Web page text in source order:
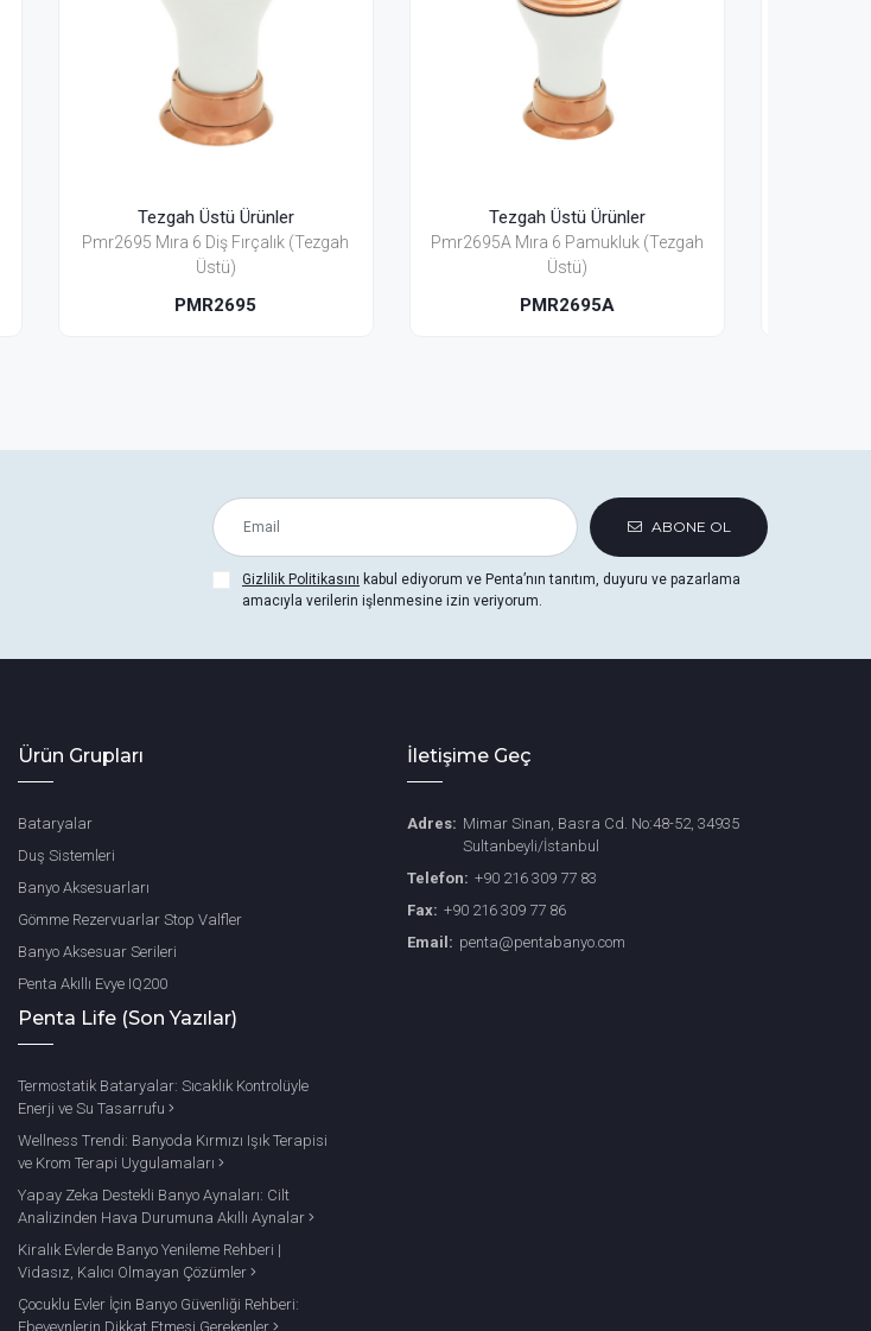
Tezgah Üstü Ürünler
Pmr2695A Mıra 6 Pamukluk (Tezgah
Üstü)
PMR2695A
Tezgah Üstü Ürünler
Pmg2630 Mıra Gold Kağıt Havluluk
(Tezgah Üstü)
PMG2630
ABONE OL
Gizlilik Politikasını kabul ediyorum ve Penta’nın tanıtım, duyuru ve pazarlama
amacıyla verilerin işlenmesine izin veriyorum.
Ürün Grupları
Bataryalar
Duş Sistemleri
Banyo Aksesuarları
Gömme Rezervuarlar Stop Valfler
Banyo Aksesuar Serileri
Penta Akıllı Evye IQ200
Penta Life (Son Yazılar)
Termostatik Bataryalar: Sıcaklık Kontrolüyle
Enerji ve Su Tasarrufu
Wellness Trendi: Banyoda Kırmızı Işık Terapisi
ve Krom Terapi Uygulamaları
Yapay Zeka Destekli Banyo Aynaları: Cilt
Analizinden Hava Durumuna Akıllı Aynalar
Kiralık Evlerde Banyo Yenileme Rehberi |
Vidasız, Kalıcı Olmayan Çözümler
Çocuklu Evler İçin Banyo Güvenliği Rehberi:
Ebeveynlerin Dikkat Etmesi Gerekenler
İletişime Geç
Adres: Mimar Sinan, Basra Cd. No:48-52, 34935
Sultanbeyli/İstanbul
Telefon: +90 216 309 77 83
Fax: +90 216 309 77 86
Email: penta@pentabanyo.com